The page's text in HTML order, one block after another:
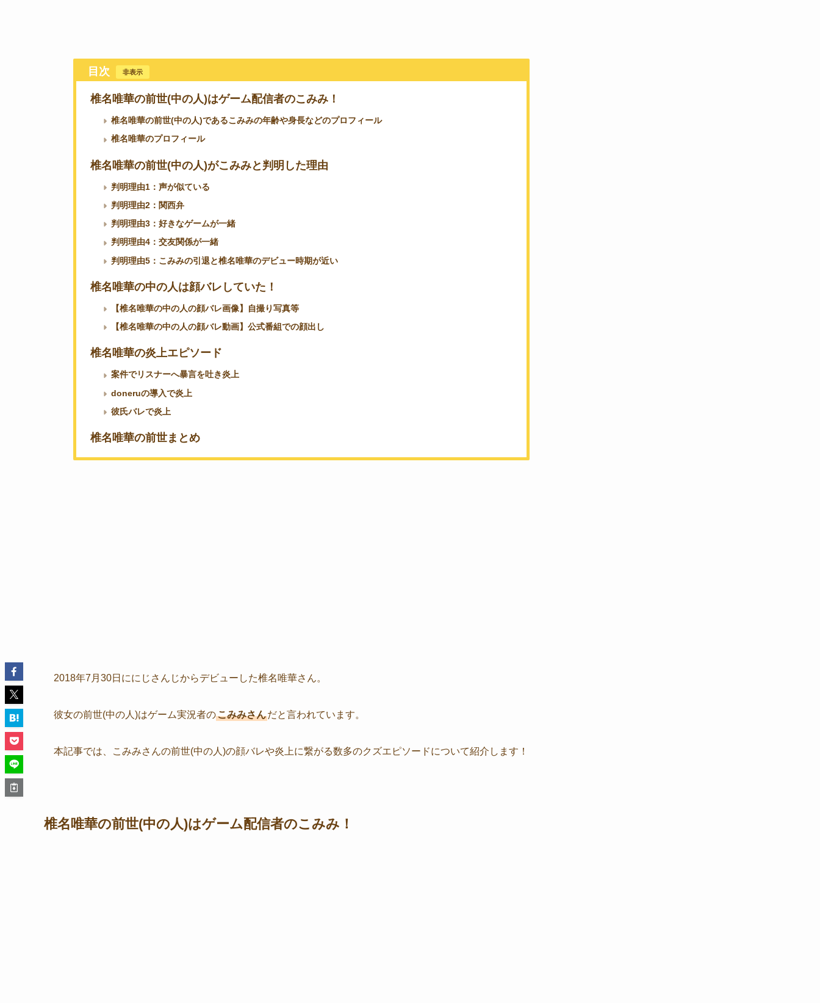
目次 非表示]
椎名唯華の前世(中の人)はゲーム配信者のこみみ！
椎名唯華の前世(中の人)であるこみみの年齢や身長などのプロフィール
椎名唯華のプロフィール
椎名唯華の前世(中の人)がこみみと判明した理由
判明理由1：声が似ている
判明理由2：関西弁
判明理由3：好きなゲームが一緒
判明理由4：交友関係が一緒
判明理由5：こみみの引退と椎名唯華のデビュー時期が近い
椎名唯華の中の人は顔バレしていた！
【椎名唯華の中の人の顔バレ画像】自撮り写真等
【椎名唯華の中の人の顔バレ動画】公式番組での顔出し
椎名唯華の炎上エピソード
案件でリスナーへ暴言を吐き炎上
doneruの導入で炎上
彼氏バレで炎上
椎名唯華の前世まとめ
2018年7月30日ににじさんじからデビューした椎名唯華さん。
彼女の前世(中の人)はゲーム実況者のこみみさんだと言われています。
本記事では、こみみさんの前世(中の人)の顔バレや炎上に繋がる数多のクズエピソードについて紹介します！
椎名唯華の前世(中の人)はゲーム配信者のこみみ！